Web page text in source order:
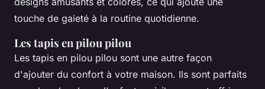
touche de gaieté à la routine quotidienne.
Les tapis en pilou pilou
Les tapis en pilou pilou sont une autre façon
d'ajouter du confort à votre maison. Ils sont parfaits